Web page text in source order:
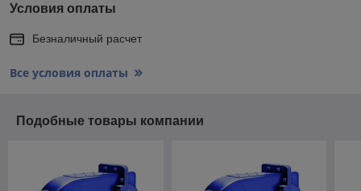
Условия оплаты
Безналичный расчет
Все условия оплаты
Подобные товары компании